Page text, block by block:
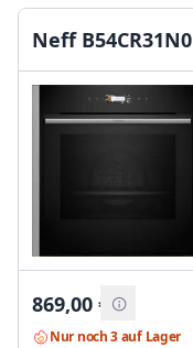
Neff B54CR31N0
869,00 €
Nur noch 3 auf Lager